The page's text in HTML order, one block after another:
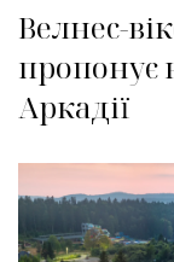
Велнес-
пропонує
Аркадії